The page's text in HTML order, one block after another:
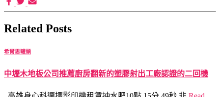
Related Posts
希爾思罐頭
中壢木地板公司推薦廚房翻新的塑膠射出工廠認證的二回機